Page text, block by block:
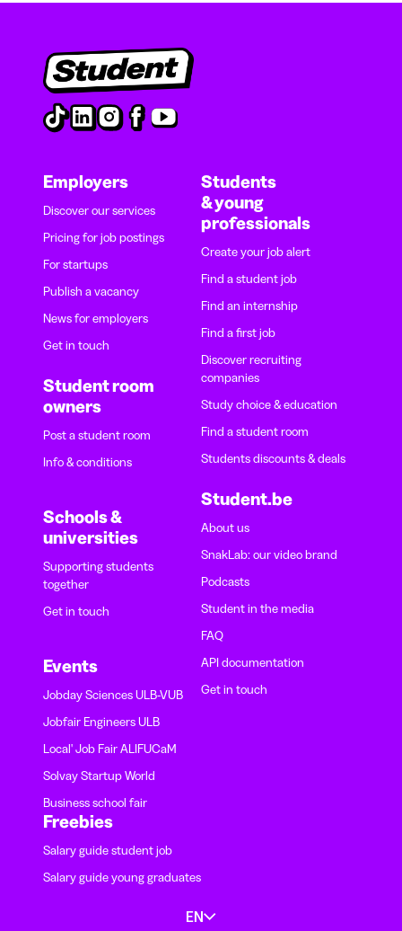
Employers
Discover our services
Pricing for job postings
For startups
Publish a vacancy
News for employers
Get in touch
Student room
owners
Post a student room
Info & conditions
Schools &
universities
Supporting students
together
Get in touch
Events
Jobday Sciences ULB-VUB
Jobfair Engineers ULB
Local' Job Fair ALIFUCaM
Solvay Startup World
Business school fair
Students
& young
professionals
Create your job alert
Find a student job
Find an internship
Find a first job
Discover recruiting
companies
Study choice & education
Find a student room
Students discounts & deals
Student.be
About us
SnakLab: our video brand
Podcasts
Student in the media
FAQ
API documentation
Get in touch
Freebies
Salary guide student job
Salary guide young graduates
EN